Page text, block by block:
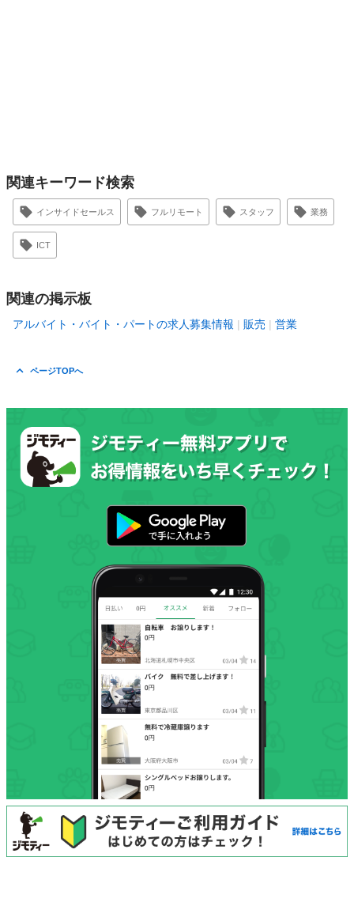
関連キーワード検索
インサイドセールス フルリモート スタッフ 業務
ICT
関連の掲示板
アルバイト・バイト・パートの求人募集情報 販売 営業
ページTOPへ